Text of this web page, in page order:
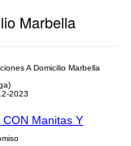
Marbella
A Domicilio Marbella
2023
CON Manitas Y